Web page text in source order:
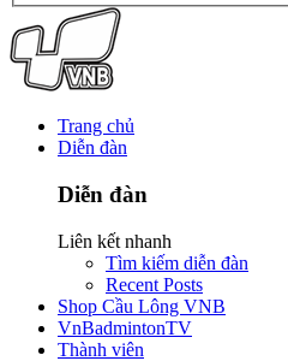
Trang chủ
Diễn đàn
Diễn đàn
Liên kết nhanh
Tìm kiếm diễn đàn
Recent Posts
Shop Cầu Lông VNB
VnBadmintonTV
Thành viên